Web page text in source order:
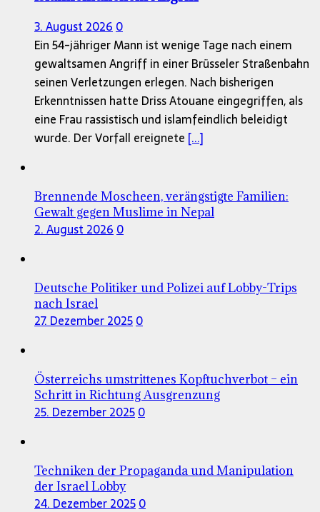
3. August 20260
Ein 54-jähriger Mann ist wenige Tage nach einem
gewaltsamen Angriff in einer Brüsseler Straßenbahn
seinen Verletzungen erlegen. Nach bisherigen
Erkenntnissen hatte Driss Atouane eingegriffen, als
eine Frau rassistisch und islamfeindlich beleidigt
wurde. Der Vorfall ereignete [...]
Brennende Moscheen, verängstigte Familien:
Gewalt gegen Muslime in Nepal
2. August 20260
Deutsche Politiker und Polizei auf Lobby-Trips
nach Israel
27. Dezember 20250
Österreichs umstrittenes Kopftuchverbot – ein
Schritt in Richtung Ausgrenzung
25. Dezember 20250
Techniken der Propaganda und Manipulation
der Israel Lobby
24. Dezember 20250